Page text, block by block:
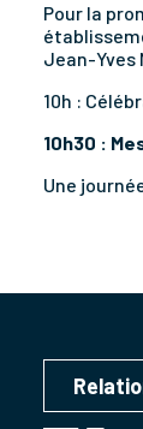
Pour la
Jean-Yves
10h :
10h30 :
Une